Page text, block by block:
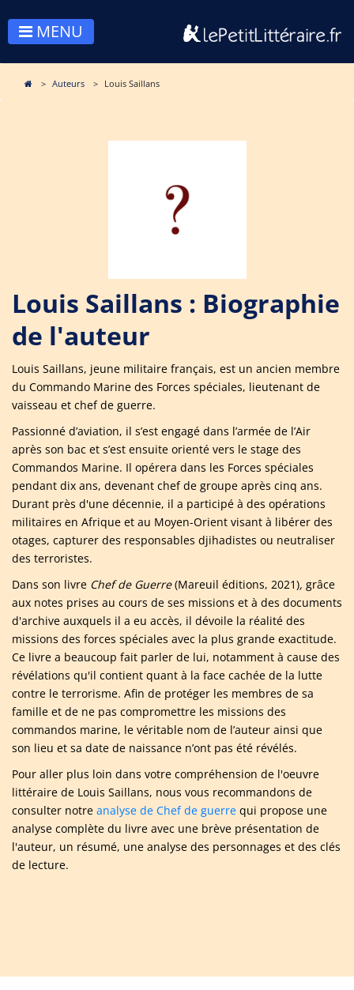
MENU
Auteurs Louis Saillans
Louis Saillans : Biographie
de l'auteur
Louis Saillans, jeune militaire français, est un ancien membre
du Commando Marine des Forces spéciales, lieutenant de
vaisseau et chef de guerre.
Passionné d’aviation, il s’est engagé dans l’armée de l’Air
après son bac et s’est ensuite orienté vers le stage des
Commandos Marine. Il opérera dans les Forces spéciales
pendant dix ans, devenant chef de groupe après cinq ans.
Durant près d'une décennie, il a participé à des opérations
militaires en Afrique et au Moyen-Orient visant à libérer des
otages, capturer des responsables djihadistes ou neutraliser
des terroristes.
Dans son livre Chef de Guerre(Mareuil éditions, 2021), grâce
aux notes prises au cours de ses missions et à des documents
d'archive auxquels il a eu accès, il dévoile la réalité des
missions des forces spéciales avec la plus grande exactitude.
Ce livre a beaucoup fait parler de lui, notamment à cause des
révélations qu'il contient quant à la face cachée de la lutte
contre le terrorisme. Afin de protéger les membres de sa
famille et de ne pas compromettre les missions des
commandos marine, le véritable nom de l’auteur ainsi que
son lieu et sa date de naissance n’ont pas été révélés.
Pour aller plus loin dans votre compréhension de l'oeuvre
littéraire de Louis Saillans, nous vous recommandons de
consulter notre analyse de Chef de guerre qui propose une
analyse complète du livre avec une brève présentation de
l'auteur, un résumé, une analyse des personnages et des clés
de lecture.